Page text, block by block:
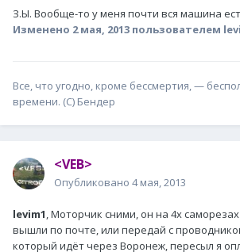
З.Ы. Вообще-то у меня почти вся машина
Изменено 2 мая, 2013 пользователем
Все, что угодно, кроме бессмертия, —
времени. (С) Бендер
<VEB>
Опубликовано 4 мая, 2013
levim1, Моторчик сними, он на 4х
вышли по почте, или передай с
который идёт через Воронеж, пересыл я